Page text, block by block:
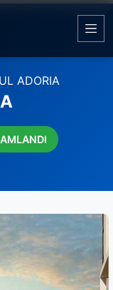
ADORIA